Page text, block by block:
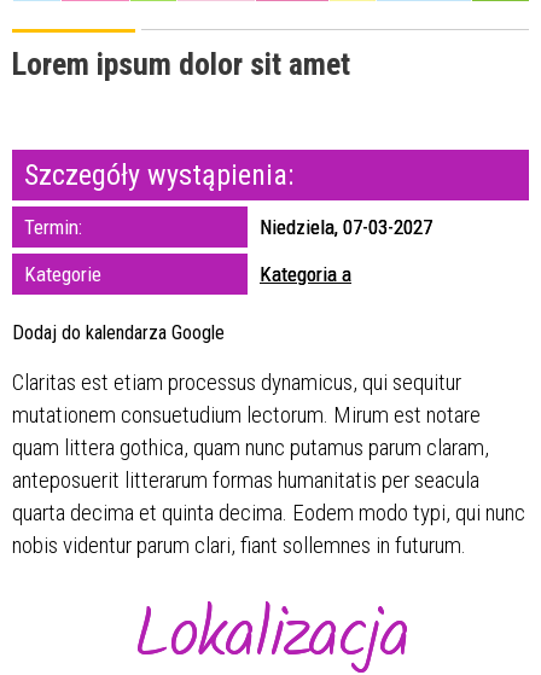
Trwające w
zakresie
Miejsce
Organizator
Lorem ipsum dolor sit amet
Szczegóły wystąpienia:
Termin:
Niedziela, 07-03-2027
Kategorie
Kategoria a
Dodaj do kalendarza Google
Claritas est etiam processus dynamicus, qui sequitur
mutationem consuetudium lectorum. Mirum est notare
quam littera gothica, quam nunc putamus parum claram,
anteposuerit litterarum formas humanitatis per seacula
quarta decima et quinta decima. Eodem modo typi, qui nunc
nobis videntur parum clari, fiant sollemnes in futurum.
Lokalizacja